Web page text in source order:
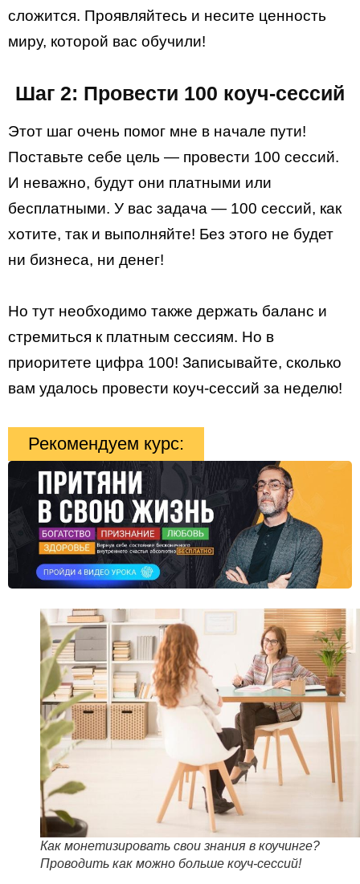
сложится. Проявляйтесь и несите ценность
миру, которой вас обучили!
Шаг 2: Провести 100 коуч-сессий
Этот шаг очень помог мне в начале пути!
Поставьте себе цель — провести 100 сессий.
И неважно, будут они платными или
бесплатными. У вас задача — 100 сессий, как
хотите, так и выполняйте! Без этого не будет
ни бизнеса, ни денег!
Но тут необходимо также держать баланс и
стремиться к платным сессиям. Но в
приоритете цифра 100! Записывайте, сколько
вам удалось провести коуч-сессий за неделю!
Рекомендуем курс:
Как монетизировать свои знания в коучинге?
Проводить как можно больше коуч-сессий!